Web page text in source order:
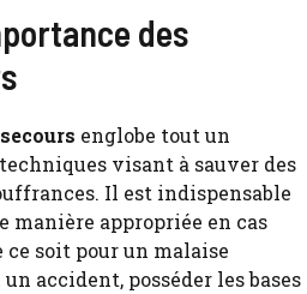
des
englobe tout un
visant à sauver des
Il est indispensable
manière appropriée en cas
ce soit pour un malaise
accident, posséder les bases